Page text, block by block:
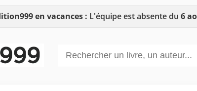
en vacances : L'équipe est absente du 6